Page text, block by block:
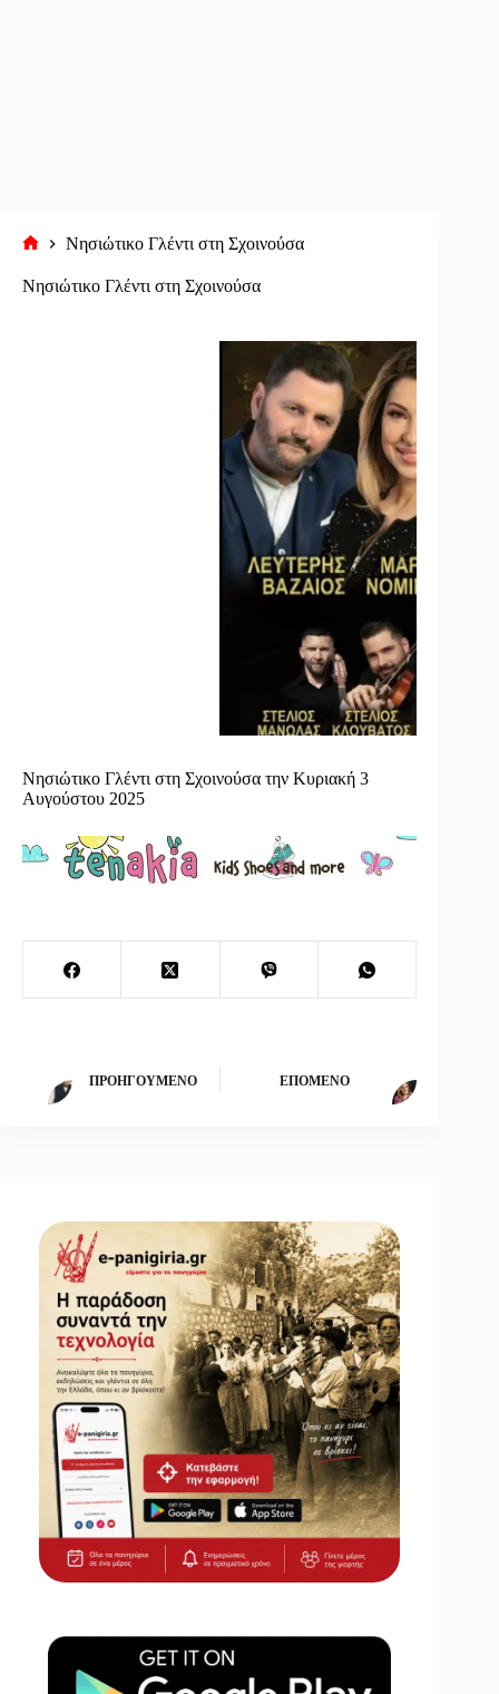
σελίδα
Νησιώτικο Γλέντι στη Σχοινούσα
Νησιώτικο Γλέντι στη Σχοινούσα
Νησιώτικο Γλέντι στη Σχοινούσα την Κυριακή 3
Αυγούστου 2025
ΠΡΟΗΓΟΎΜΕΝΟ ΕΠΌΜΕΝΟ